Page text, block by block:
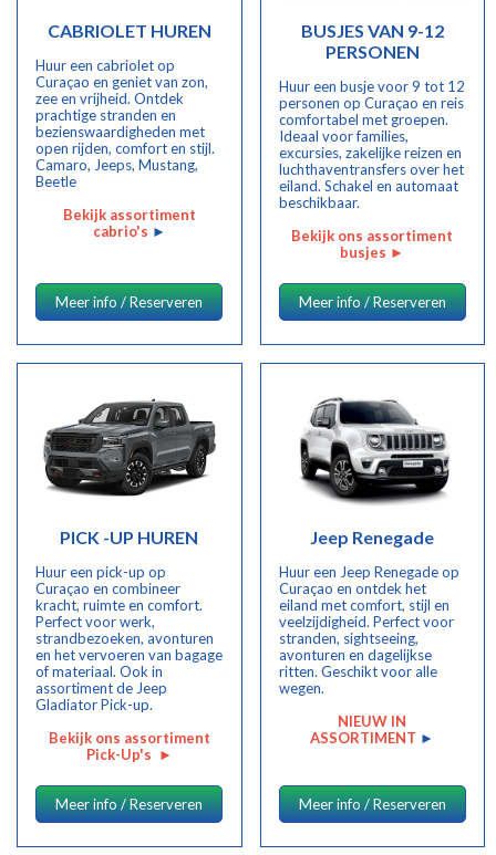
CABRIOLET HUREN
Huur een cabriolet op
Curaçao en geniet van zon,
zee en vrijheid. Ontdek
prachtige stranden en
bezienswaardigheden met
open rijden, comfort en stijl.
Camaro, Jeeps, Mustang,
Beetle
Bekijk assortiment
cabrio's ►
Meer info / Reserveren
BUSJES VAN 9-12
PERSONEN
Huur een busje voor 9 tot 12
personen op Curaçao en reis
comfortabel met groepen.
Ideaal voor families,
excursies, zakelijke reizen en
luchthaventransfers over het
eiland. Schakel en automaat
beschikbaar.
Bekijk ons assortiment
busjes ►
Meer info / Reserveren
PICK -UP HUREN
Huur een pick-up op
Curaçao en combineer
kracht, ruimte en comfort.
Perfect voor werk,
strandbezoeken, avonturen
en het vervoeren van bagage
of materiaal. Ook in
assortiment de Jeep
Gladiator Pick-up.
Bekijk ons assortiment
Pick-Up's ►
Meer info / Reserveren
Jeep Renegade
Huur een Jeep Renegade op
Curaçao en ontdek het
eiland met comfort, stijl en
veelzijdigheid. Perfect voor
stranden, sightseeing,
avonturen en dagelijkse
ritten. Geschikt voor alle
wegen.
NIEUW IN
ASSORTIMENT ►
Meer info / Reserveren